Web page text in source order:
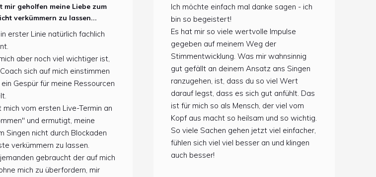
mir geholfen meine Liebe zum
verkümmern zu lassen...
erster Linie natürlich fachlich
aber noch viel wichtiger ist,
sich auf mich einstimmen
ein Gespür für meine Ressourcen
mich vom ersten Live-Termin an
und ermutigt, meine
Singen nicht durch Blockaden
verkümmern zu lassen.
gebraucht der auf mich
mich zu überfordern, mir
Ich möchte einfach mal danke sagen - ich
bin so begeistert!
Es hat mir so viele wertvolle Impulse
gegeben auf meinem Weg der
Stimmentwicklung. Was mir wahnsinnig
gut gefällt an deinem Ansatz ans Singen
ranzugehen, ist, dass du so viel Wert
darauf legst, dass es sich gut anfühlt. Das
ist für mich so als Mensch, der viel vom
Kopf aus macht so heilsam und so wichtig.
So viele Sachen gehen jetzt viel einfacher,
fühlen sich viel viel besser an und klingen
auch besser!